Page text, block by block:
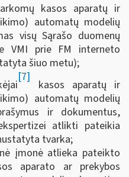
kasos aparatų ir
automatų modelių
visų Sąrašo duomenų
VMI prie FM interneto
šiuo metu);
[7]
kasos aparatų ir
automatų modelių
ir dokumentus,
atlikti pateikia
tvarka;
įmonė atlieka pateikto
aparato ar prekybos